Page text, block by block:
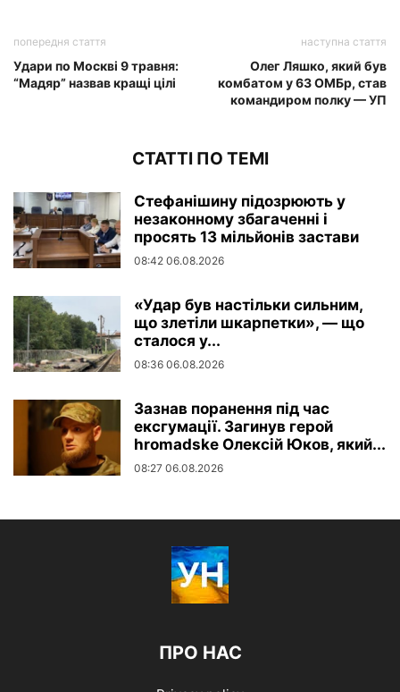
попередня стаття
Удари по Москві 9 травня:
“Мадяр” назвав кращі цілі
наступна стаття
Олег Ляшко, який був
комбатом у 63 ОМБр, став
командиром полку — УП
СТАТТІ ПО ТЕМІ
Стефанішину підозрюють у
незаконному збагаченні і
просять 13 мільйонів застави
08:42 06.08.2026
«Удар був настільки сильним,
що злетіли шкарпетки», — що
сталося у...
08:36 06.08.2026
Зазнав поранення під час
ексгумації. Загинув герой
hromadske Олексій Юков, який...
08:27 06.08.2026
ПРО НАС